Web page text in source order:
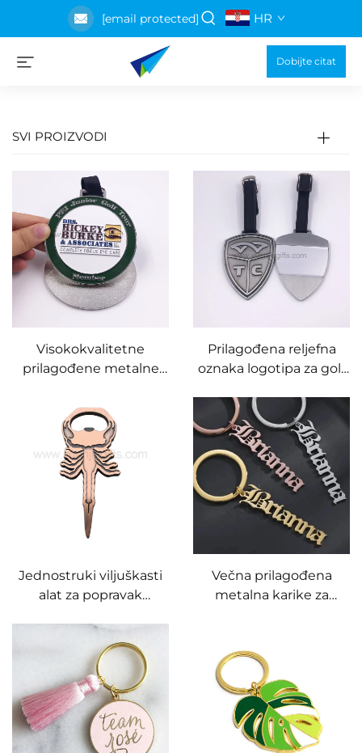
[email protected] HR
Dobijte citat
SVI PROIZVODI
Visokokvalitetne
prilagođene metalne
minimalna količina
narudžbe,
personalizirana oznaka
za vreću s logotipom, s
PU metalnom kopčom i
užetom
Prilagođena reljefna
oznaka logotipa za golf
prtljažnu oznaku s
imenicom
Jednostruki viljuškasti
alat za popravak
otvarač boca, bakreni
metalni alat za golf
Večna prilagođena
metalna karike za
srebrna, izlivena pod
tlakom